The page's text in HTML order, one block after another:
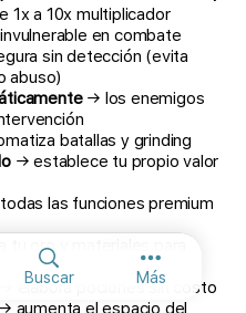
Buscar MásMás
1x a 10x multiplicador
en combate
sin detección (evita
abuso)
→ los enemigos
batallas y grinding
→ establece tu propio valor
las funciones premium
tu oro y materiales para
→ elabora pociones sin costo
→ aumenta el espacio del